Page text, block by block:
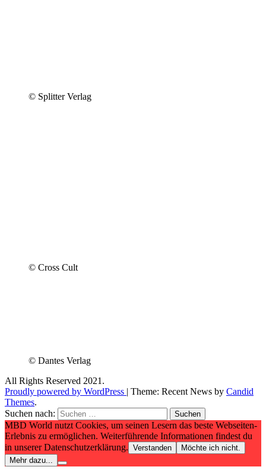
© Splitter Verlag
© Cross Cult
© Dantes Verlag
All Rights Reserved 2021.
Proudly powered by WordPress | Theme: Recent News by Candid
Themes.
Suchen nach:
MBD World nutzt Cookies, um seinen Lesern das beste Webseiten-
Erlebnis zu ermöglichen. Weiterführende Informationen findest du
in unserer Datenschutzerklärung. Verstanden
Möchte ich nicht.
Mehr dazu...